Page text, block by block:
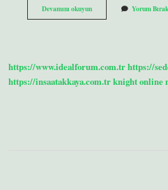
Devamını okuyunFikir
Paragrafı
Yorum Bırak
https://www.idealforum.com.trhttps://
https://insaatakkaya.com.trknight online